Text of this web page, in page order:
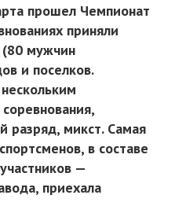
прошел Чемпионат
приняли
(80 мужчин
и поселков.
разряд, микст. Самая
в составе
—
приехала